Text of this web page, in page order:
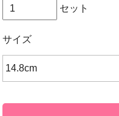
セット
サイズ